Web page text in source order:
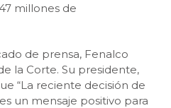
millones de
de prensa, Fenalco
la Corte. Su presidente,
“La reciente decisión de
un mensaje positivo para